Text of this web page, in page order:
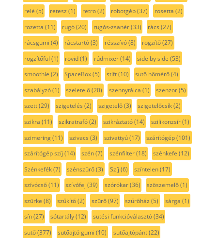
relé (5) retesz (1) retro(2) robotgép(37) rosetta (2)
rozetta (11) rugó(20) rugós-zsanér(33) rács (27)
rácsgumi (4) rácstartó(3) résszívó(8) rögzítő(27)
rögzítőfül (1) rövid(1) rúdmixer(14) side by side (53)
smoothie (2) SpaceBox(5) stift(10) sutő hőmérő(4)
szabályzó(1) szeletelő(20) szennytálca (1) szenzor(5)
szett(29) szigetelés (2) szigetelő(3) szigetelőcsík(2)
szikra (11) szikratrafó(2) szikráztató(14) szilikonzsír(1)
szimering(11) szivacs (3) szivattyú(17) szárítógép(101)
szárítógép szíj (14) szén(7) szénfilter(18) szénkefe (12)
Szénkefék(7) szénszűrő(3) Szíj (6) színtelen(17)
szívócső(11) szívófej (39) szórókar(36) szöszemelő(1)
szürke (8) szűkítő(2) szűrő(97) szűrőház (5) sárga (1)
sín(27) sótartály(12) sütési funkcióválasztó(34)
sütő(377) sütőajtó gumi (10) sütőajtópánt(22)